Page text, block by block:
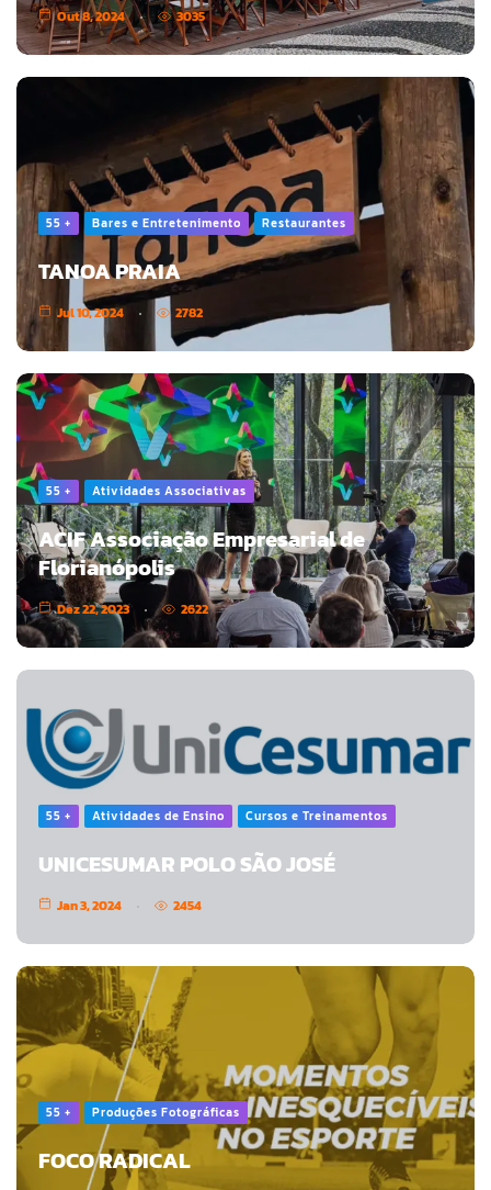
Out 8, 2024 3035
55 + Bares e Entretenimento Restaurantes
TANOA PRAIA
Jul 10, 2024 2782
55 + Atividades Associativas
ACIF Associação Empresarial de
Florianópolis
Dez 22, 2023 2622
55 + Atividades de Ensino Cursos e Treinamentos
UNICESUMAR POLO SÃO JOSÉ
Jan 3, 2024 2454
55 + Produções Fotográficas
FOCO RADICAL